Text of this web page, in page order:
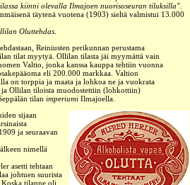
kiinni olevalla Ilmajoen nuorisoseuran tiluksilla"
täytenä vuotena (1903) sieltä valmistui 13.000
Oluttehdas
Reiniusten perikunnan perustama
tilat myytyä. Ollilan tilasta jäi myymättä vain
Valtio, jonka kanssa kauppa tehtiin vuonna
eli 200.000 markkaa . Valtion
on torppia ja maata ja lohkoa ne ja vuokrata
Ollilan tiloista muodostettiin (lohkottiin)
tilan imperiumi Ilmajoella.
sijaan
ja seuraavan
nimellä
asetti tehtaan
johtuen suurista
Koska tilanne oli